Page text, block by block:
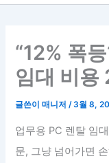
로
“12% 폭
임대 비용
글쓴이매니저 /3월 8,
업무용 PC 렌탈 임
문, 그냥 넘어가면